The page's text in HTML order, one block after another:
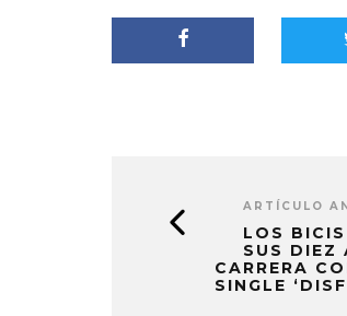
ARTÍCULO
LOS
SUS DIEZ
CARRERA
SINGLE